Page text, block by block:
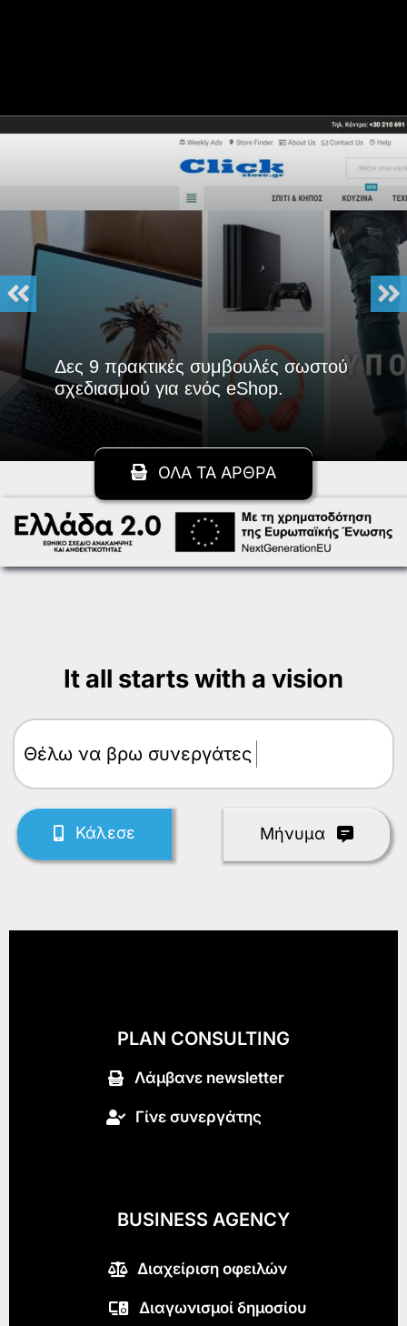
Δες 9 πρακτικές συμβουλές σωστού
σχεδιασμού για ενός eShop.
ΟΛΑ ΤΑ ΑΡΘΡΑ
It all starts with a vision
Θέλω
Κάλεσε Mήνυμα
PLAN CONSULTING
Λάμβανε newsletter
Γίνε συνεργάτης
BUSINESS AGENCY
Διαχείριση οφειλών
Διαγωνισμοί δημοσίου